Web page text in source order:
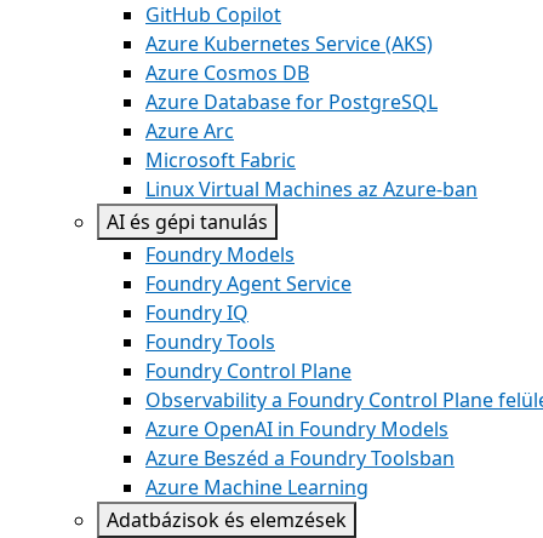
GitHub Copilot
Azure Kubernetes Service (AKS)
Azure Cosmos DB
Azure Database for PostgreSQL
Azure Arc​
Microsoft Fabric
Linux Virtual Machines az Azure-ban
AI és gépi tanulás
Foundry Models
Foundry Agent Service
Foundry IQ
Foundry Tools
Foundry Control Plane
Observability a Foundry Control Plane
Azure OpenAI in Foundry Models
Azure Beszéd a Foundry Toolsban
Azure Machine Learning
Adatbázisok és elemzések